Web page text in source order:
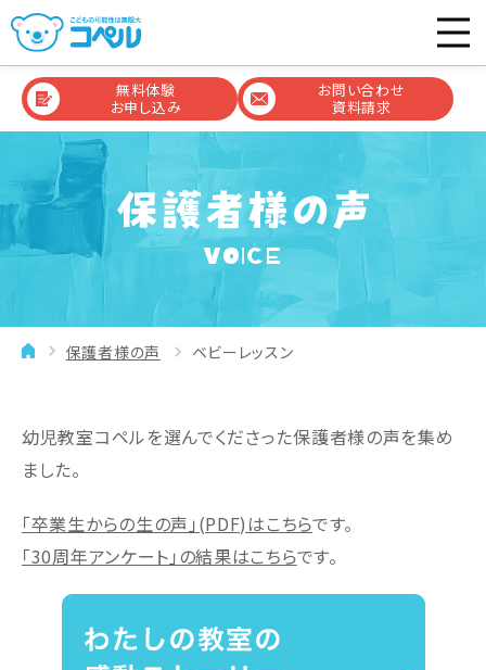
無料体験
お申し込み
お問い合わせ
資料請求
VOICE
保護者様の声 ベビーレッスン
幼児教室コペルを選んでくださった保護者様の声を集め
ました。
「卒業生からの生の声」(PDF)はこちらです。
「30周年アンケート」の結果はこちらです。